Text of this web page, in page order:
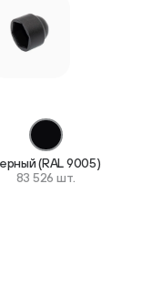
(RAL 9005)
83 526 шт.